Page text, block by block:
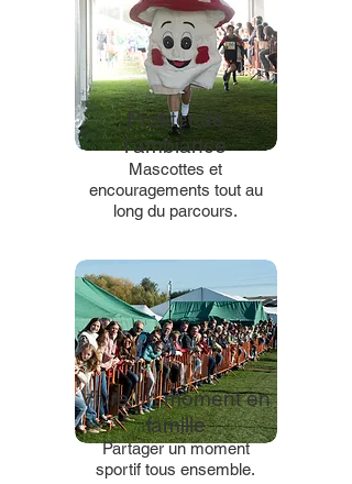
Profiter de
l’ambiance
Mascottes et
encouragements tout au
long du parcours.
Vivre un moment en
famille
Partager un moment
sportif tous ensemble.